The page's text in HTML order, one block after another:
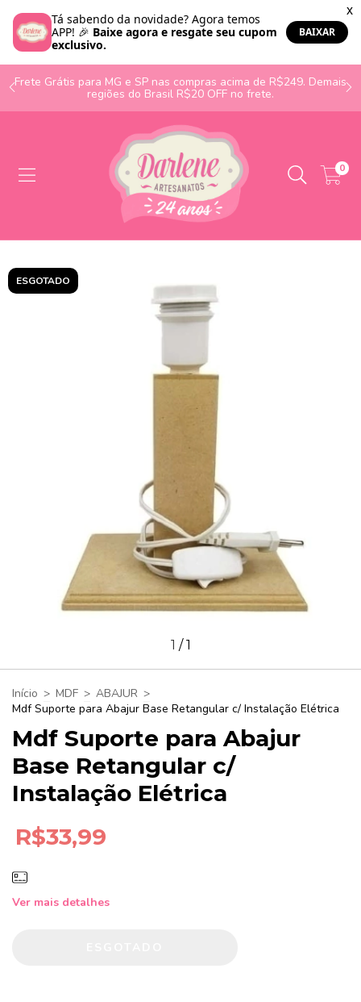
Frete Grátis para MG e SP nas compras acima de R$249. Demais
regiões do Brasil R$20 OFF no frete.
0
ESGOTADO
1 /1
Início > MDF > ABAJUR >
Mdf Suporte para Abajur Base Retangular c/ Instalação Elétrica
Mdf Suporte para Abajur
Base Retangular c/
Instalação Elétrica
R$33,99
Ver mais detalhes